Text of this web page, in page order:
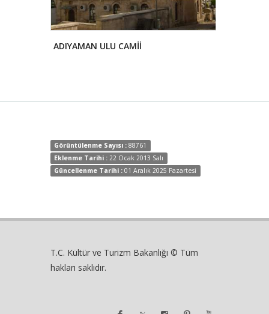
ADIYAMAN ULU CAMİİ
Görüntülenme Sayısı : 88761
Eklenme Tarihi : 22 Ocak 2013 Salı
Güncellenme Tarihi : 01 Aralık 2025 Pazartesi
T.C. Kültür ve Turizm Bakanlığı © Tüm
hakları saklıdır.